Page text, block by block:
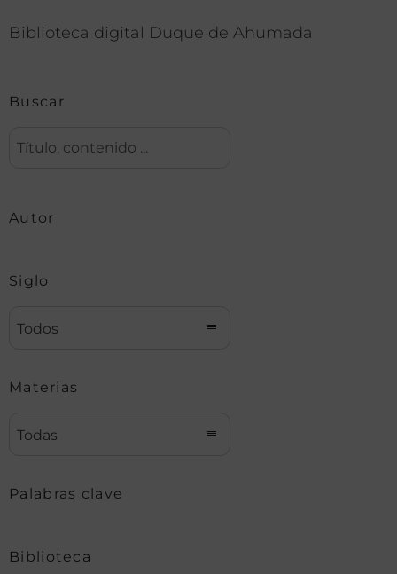
Biblioteca digital Duque de Ahumada
Buscar
Autor
Siglo
Todos
Materias
Todas
Palabras clave
Biblioteca